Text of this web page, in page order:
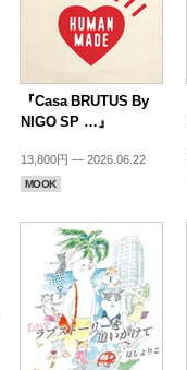
『Casa BRUTUS By
NIGO SP …』
13,800円 — 2026.06.22
MOOK